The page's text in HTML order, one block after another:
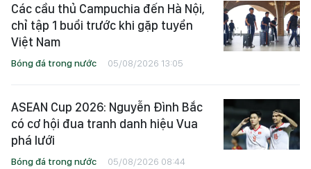
Các cầu thủ Campuchia đến Hà Nội,
chỉ tập 1 buổi trước khi gặp tuyển
Việt Nam
Bóng đá trong nước 05/08/2026 13:05
ASEAN Cup 2026: Nguyễn Đình Bắc
có cơ hội đua tranh danh hiệu Vua
phá lưới
Bóng đá trong nước 05/08/2026 08:44